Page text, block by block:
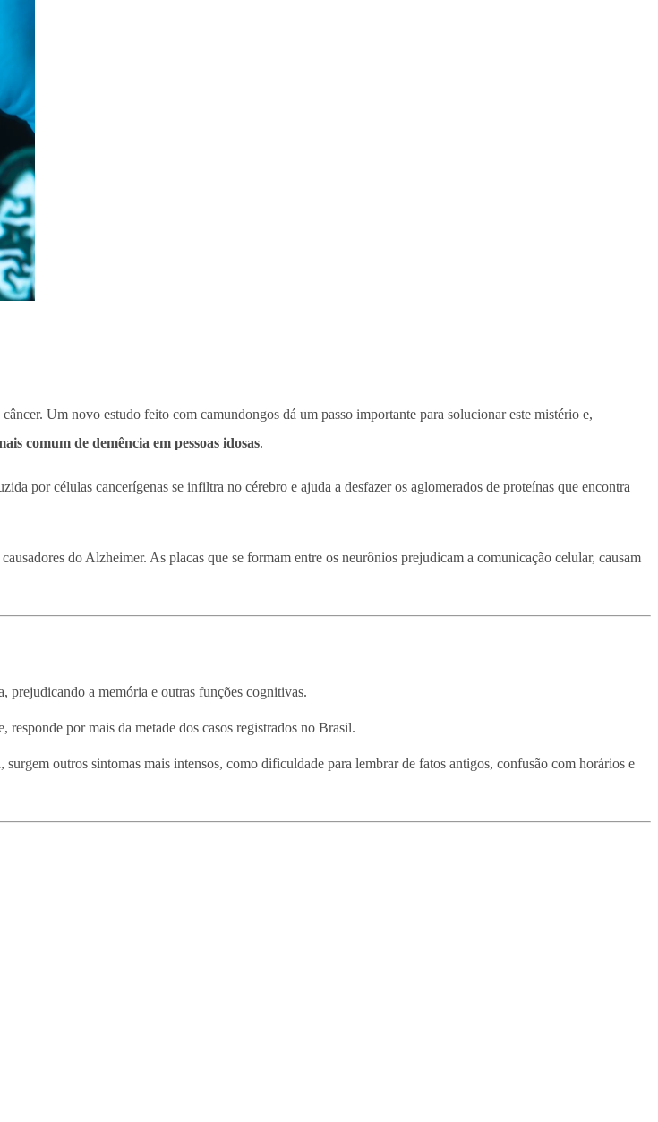
Um novo estudo feito com camundongos dá um passo importante para solucionar este mistério e,
comum de demência em pessoas idosas.
por células cancerígenas se infiltra no cérebro e ajuda a desfazer os aglomerados de proteínas que encontra
do Alzheimer. As placas que se formam entre os neurônios prejudicam a comunicação celular, causam
prejudicando a memória e outras funções cognitivas.
responde por mais da metade dos casos registrados no Brasil.
surgem outros sintomas mais intensos, como dificuldade para lembrar de fatos antigos, confusão com horários e